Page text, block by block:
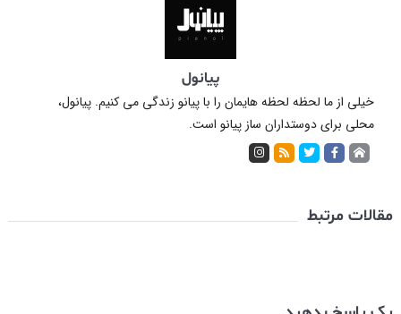
پیانول
خیلی از ما لحظه لحظه هایمان را با پیانو زندگی می کنیم. پیانول،
محلی برای دوستداران ساز پیانو است.
مقالات مرتبط